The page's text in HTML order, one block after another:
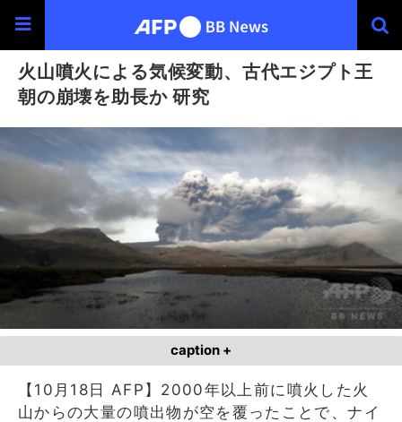
火山噴火による気候変動、古代エジプト王
朝の崩壊を助長か 研究
caption +
【10月18日 AFP】2000年以上前に噴火した火
山からの大量の噴出物が空を覆ったことで、ナイ